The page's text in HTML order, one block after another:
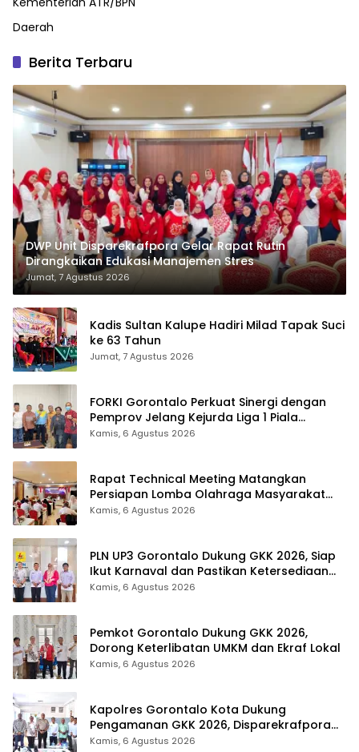
Daerah
Berita Terbaru
DWP Unit Disparekrafpora Gelar Rapat Rutin
Dirangkaikan Edukasi Manajemen Stres
Jumat, 7 Agustus 2026
Kadis Sultan Kalupe Hadiri Milad Tapak Suci
ke 63 Tahun
Jumat, 7 Agustus 2026
FORKI Gorontalo Perkuat Sinergi dengan
Pemprov Jelang Kejurda Liga 1 Piala
Gubernur 2026
Kamis, 6 Agustus 2026
Rapat Technical Meeting Matangkan
Persiapan Lomba Olahraga Masyarakat
Tingkat Provinsi Gorontalo
Kamis, 6 Agustus 2026
PLN UP3 Gorontalo Dukung GKK 2026, Siap
Ikut Karnaval dan Pastikan Ketersediaan
Listrik
Kamis, 6 Agustus 2026
Pemkot Gorontalo Dukung GKK 2026,
Dorong Keterlibatan UMKM dan Ekraf Lokal
Kamis, 6 Agustus 2026
Kapolres Gorontalo Kota Dukung
Pengamanan GKK 2026, Disparekrafpora
Perkuat Sinergi Lintas Sektor
Kamis, 6 Agustus 2026